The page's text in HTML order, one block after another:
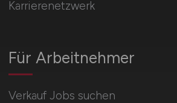
Für Arbeitnehmer
Verkauf Jobs suchen
Karrierenetzwerk